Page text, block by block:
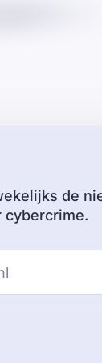
de
cybercrime.